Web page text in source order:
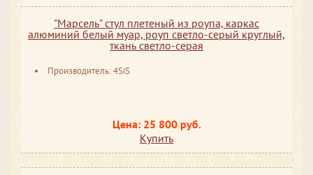
"Марсель" стул плетеный из роупа, каркас
алюминий белый муар, роуп светло-серый круглый,
ткань светло-серая
Производитель: 4SiS
Цена: 25 800 руб.
Купить